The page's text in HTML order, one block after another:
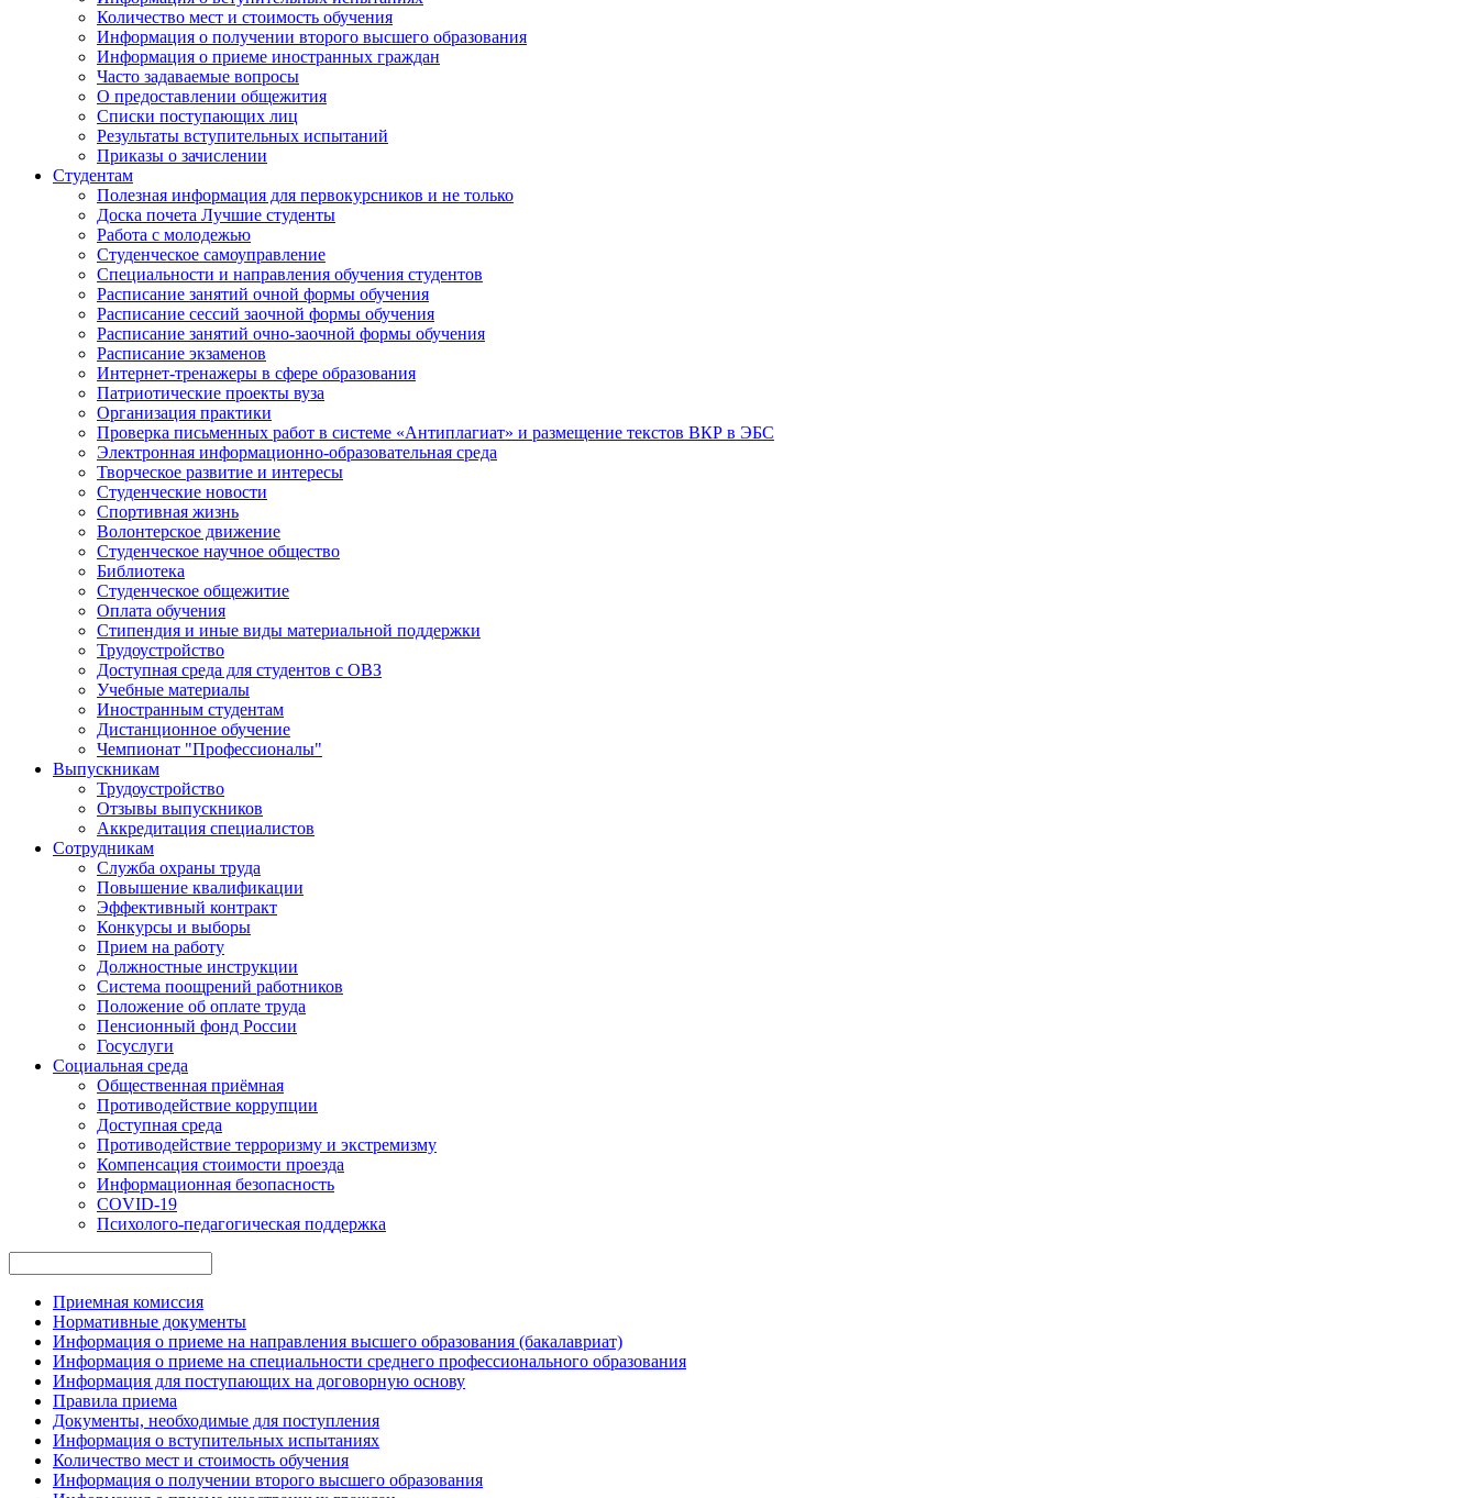
Количество мест и стоимость обучения
Информация о получении второго высшего образования
Информация о приеме иностранных граждан
Часто задаваемые вопросы
О предоставлении общежития
Списки поступающих лиц
Результаты вступительных испытаний
Приказы о зачислении
Студентам
Полезная информация для первокурсников и не только
Доска почета Лучшие студенты
Работа с молодежью
Студенческое самоуправление
Специальности и направления обучения студентов
Расписание занятий очной формы обучения
Расписание сессий заочной формы обучения
Расписание занятий очно-заочной формы обучения
Расписание экзаменов
Интернет-тренажеры в сфере образования
Патриотические проекты вуза
Организация практики
Проверка письменных работ в системе «Антиплагиат» и размещение текстов ВКР в ЭБС
Электронная информационно-образовательная среда
Творческое развитие и интересы
Студенческие новости
Спортивная жизнь
Волонтерское движение
Студенческое научное общество
Библиотека
Студенческое общежитие
Оплата обучения
Стипендия и иные виды материальной поддержки
Трудоустройство
Доступная среда для студентов с ОВЗ
Учебные материалы
Иностранным студентам
Дистанционное обучение
Чемпионат "Профессионалы"
Выпускникам
Трудоустройство
Отзывы выпускников
Аккредитация специалистов
Сотрудникам
Служба охраны труда
Повышение квалификации
Эффективный контракт
Конкурсы и выборы
Прием на работу
Должностные инструкции
Система поощрений работников
Положение об оплате труда
Пенсионный фонд России
Госуслуги
Социальная среда
Общественная приёмная
Противодействие коррупции
Доступная среда
Противодействие терроризму и экстремизму
Компенсация стоимости проезда
Информационная безопасность
COVID-19
Психолого-педагогическая поддержка
Приемная комиссия
Нормативные документы
Информация о приеме на направления высшего образования (бакалавриат)
Информация о приеме на специальности среднего профессионального образования
Информация для поступающих на договорную основу
Правила приема
Документы, необходимые для поступления
Информация о вступительных испытаниях
Количество мест и стоимость обучения
Информация о получении второго высшего образования